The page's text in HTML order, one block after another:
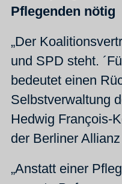
Pflegenden nötig
„Der
und SPD steht.
bedeutet einen
Selbstverwaltung
Hedwig François-
der Berliner
„Anstatt einer